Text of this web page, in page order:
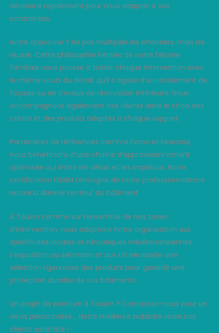
décisions rapidement pour nous adapter à vos
contraintes.
Notre approche ? Ne pas multiplier les chantiers, mais les
réussir. Cette philosophie héritée de notre histoire
familiale nous pousse à traiter chaque intervention avec
le même souci du détail, qu’il s’agisse d’un ravalement de
façade ou de travaux de rénovation intérieure. Nous
accompagnons également nos clients dans le choix des
coloris et des produits adaptés à chaque support.
Partenaires de références comme Forbo et Maestria,
nous bénéficions d’une chaîne d’approvisionnement
optimisée qui limite les délais et les imprévus. Notre
certification FNAIM témoigne de notre professionnalisme
reconnu dans le secteur du bâtiment.
À Toulon comme sur l’ensemble de nos zones
d’intervention, nous adaptons notre organisation aux
spécificités locales et climatiques méditerranéennes.
L’exposition au sel marin et aux UV nécessite une
sélection rigoureuse des produits pour garantir une
protection durable de vos bâtiments.
Un projet de peinture à Toulon ? Contactez-nous pour un
devis personnalisé… Notre meilleure publicité reste nos
clients satisfaits !